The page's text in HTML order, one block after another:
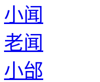
小闻
老闻
小邰